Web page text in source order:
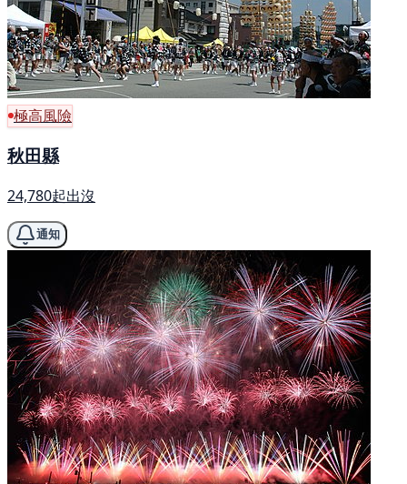
極高風險
秋田縣
24,780起出沒
通知